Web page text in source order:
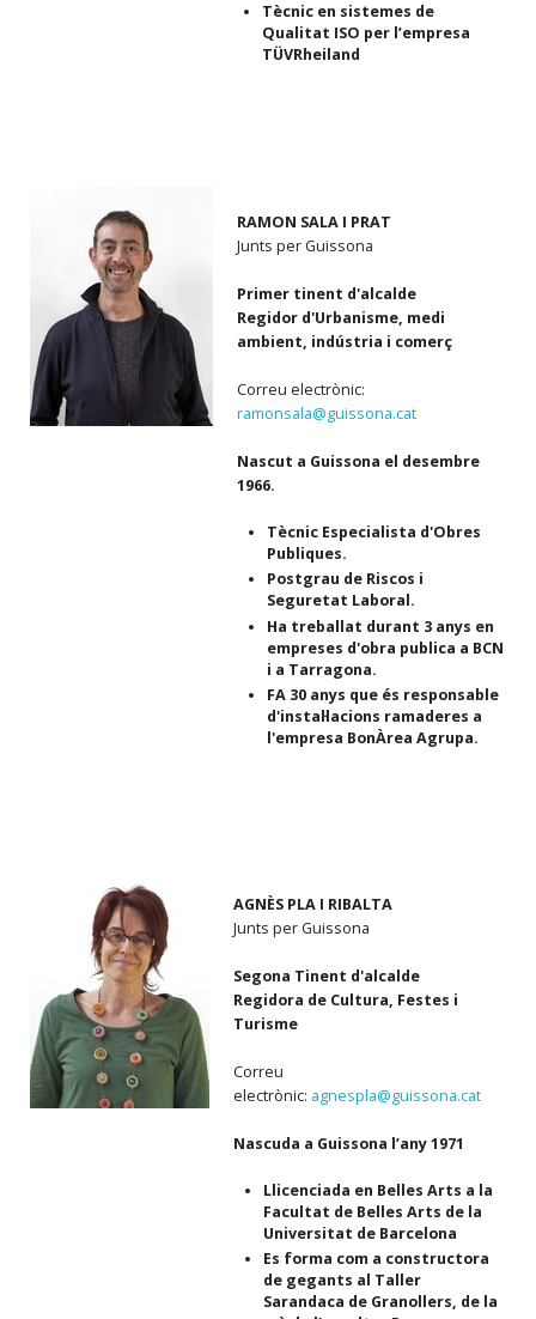
Tècnic en sistemes de
Qualitat ISO per l’empresa
TÜVRheiland
RAMON SALA I PRAT
Junts per Guissona
Primer tinent d'alcalde
Regidor d'Urbanisme, medi
ambient, indústria i comerç
Correu electrònic:
ramonsala@guissona.cat
Nascut a Guissona el desembre
1966.
Tècnic Especialista d'Obres
Publiques.
Postgrau de Riscos i
Seguretat Laboral.
Ha treballat durant 3 anys en
empreses d'obra publica a BCN
i a Tarragona.
FA 30 anys que és responsable
d'instal·lacions ramaderes a
l'empresa BonÀrea Agrupa.
AGNÈS PLA I RIBALTA
Junts per Guissona
Segona Tinent d'alcalde
Regidora de Cultura, Festes i
Turisme
Correu
electrònic: agnespla@guissona.cat
Nascuda a Guissona l’any 1971
Llicenciada en Belles Arts a la
Facultat de Belles Arts de la
Universitat de Barcelona
Es forma com a constructora
de gegants al Taller
Sarandaca de Granollers, de la